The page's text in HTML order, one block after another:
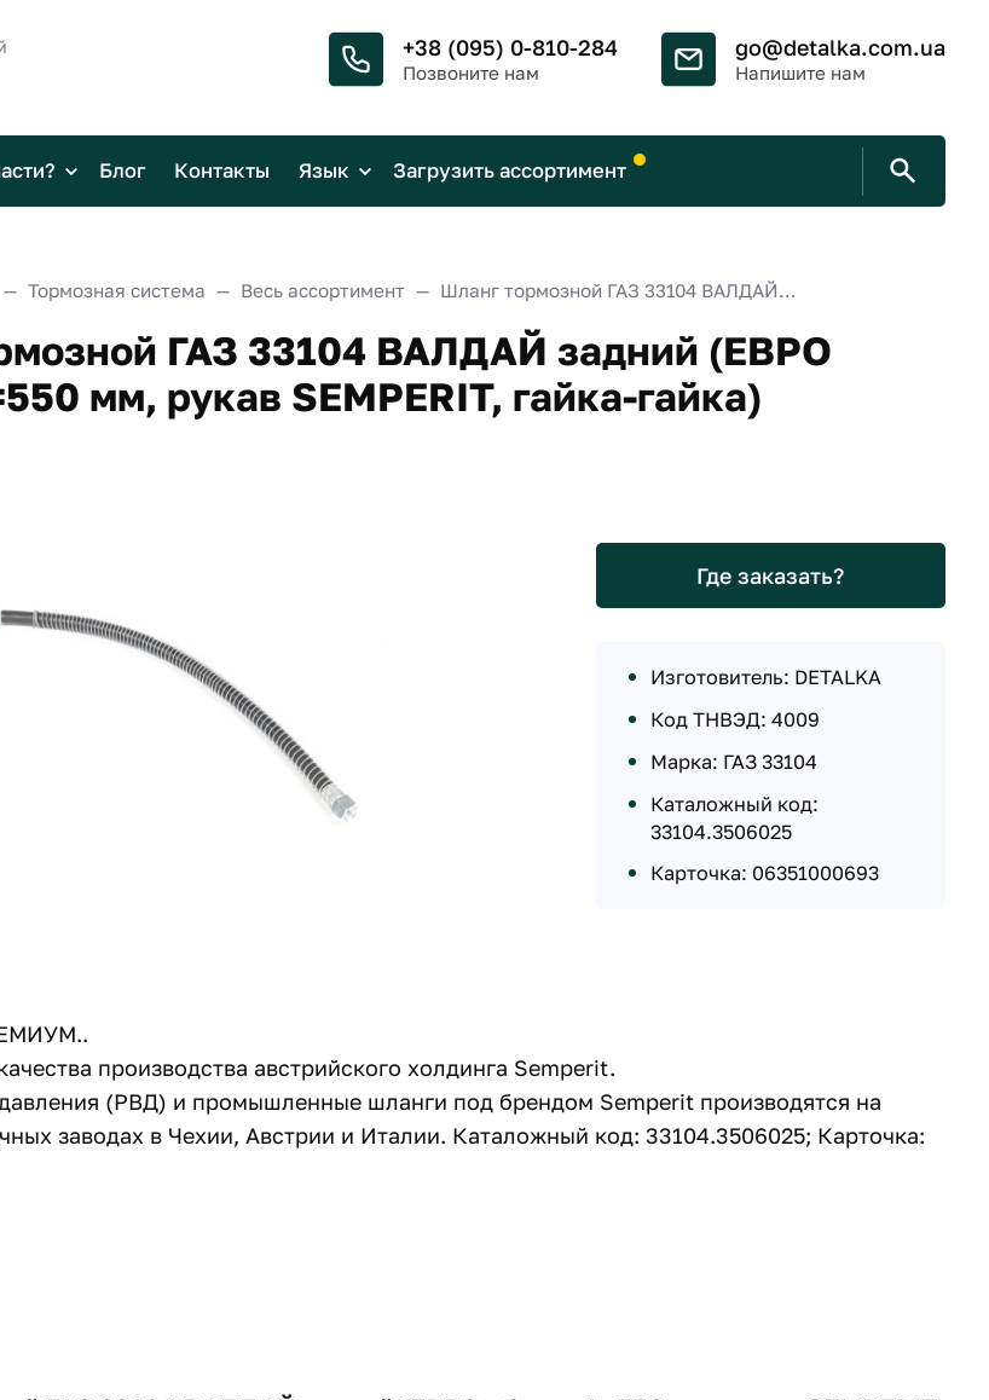
+38 (095) 0-810-284
Позвоните нам
go@detalka.com.ua
Напишите нам
Блог Контакты Язык Загрузить ассортимент
Тормозная система Весь ассортимент Шланг тормозной ГАЗ 33104 ВАЛДАЙ задний (ЕВРО обжим, L=550 мм, рукав SEMPERIT, гайка-гайка)
ГАЗ 33104 ВАЛДАЙ задний (ЕВРО
мм, рукав SEMPERIT, гайка-гайка)
Где заказать?
Изготовитель: DETALKA
Код ТНВЭД: 4009
Марка: ГАЗ 33104
Каталожный код:
33104.3506025
Карточка: 06351000693
производства австрийского холдинга Semperit.
(РВД) и промышленные шланги под брендом Semperit производятся на
заводах в Чехии, Австрии и Италии. Каталожный код: 33104.3506025; Карточка: